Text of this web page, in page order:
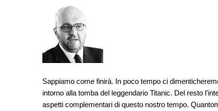
Sappiamo come finirà. In poco tempo ci
intorno alla tomba del leggendario Titanic. Del resto
aspetti complementari di questo nostro tempo.